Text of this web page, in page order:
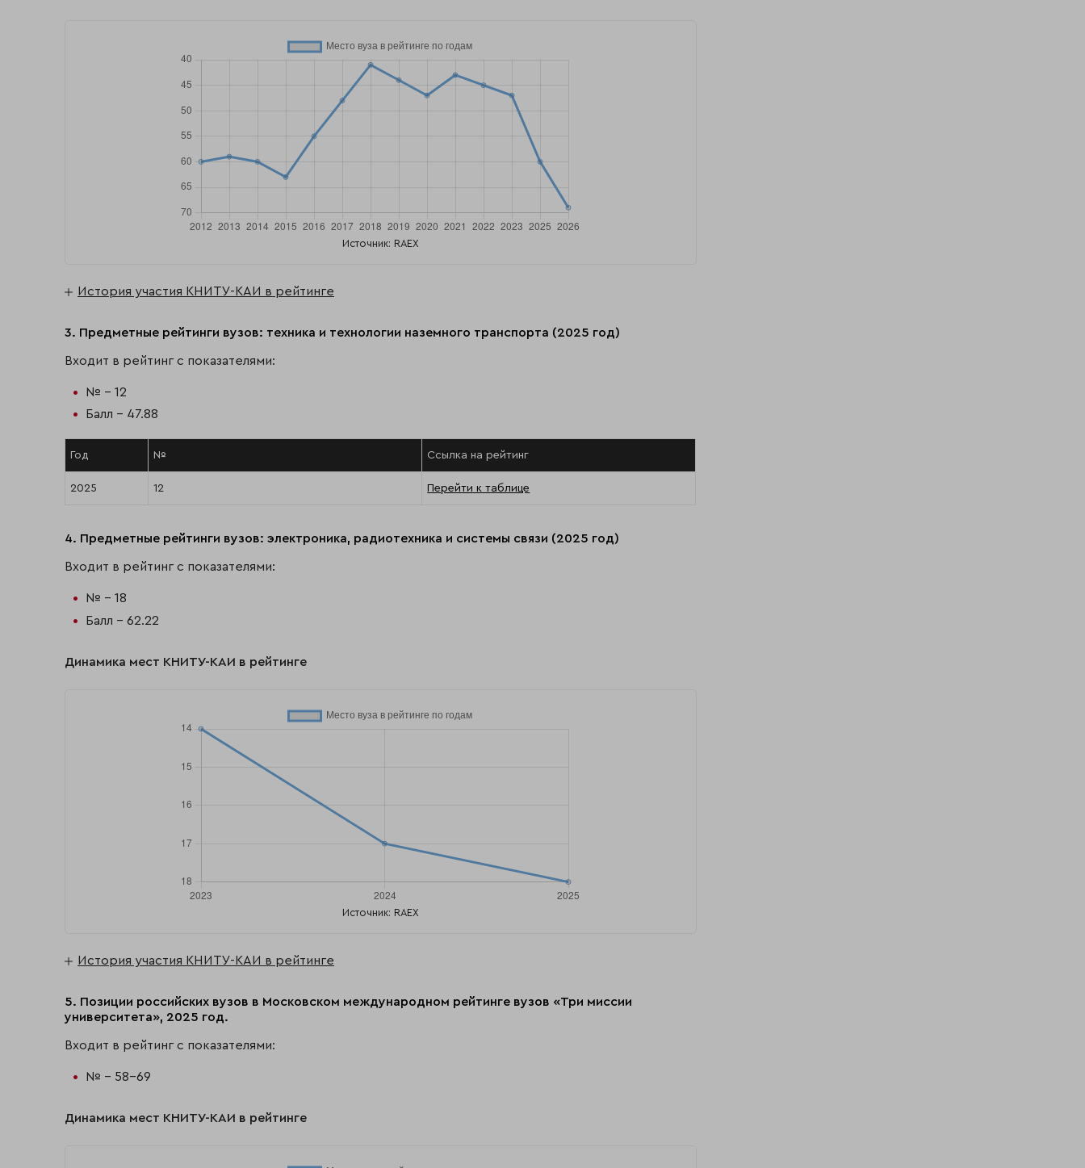
Источник: RAEX
История участия КНИТУ-КАИ в рейтинге
3. Предметные рейтинги вузов: техника и технологии наземного транспорта (2025 год)
Входит в рейтинг с показателями:
№ - 12
Балл - 47.88
Год № Ссылка на рейтинг
2025 12 Перейти к таблице
4. Предметные рейтинги вузов: электроника, радиотехника и системы связи (2025 год)
Входит в рейтинг с показателями:
№ - 18
Балл - 62.22
Динамика мест КНИТУ-КАИ в рейтинге
Источник: RAEX
История участия КНИТУ-КАИ в рейтинге
5. Позиции российских вузов в Московском международном рейтинге вузов «Три миссии
университета», 2025 год.
Входит в рейтинг с показателями:
№ - 58-69
Динамика мест КНИТУ-КАИ в рейтинге